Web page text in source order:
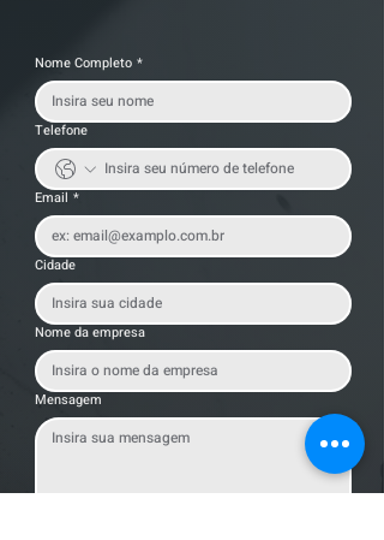
Nome Completo *
Telefone
Email *
Cidade
Nome da empresa
Mensagem